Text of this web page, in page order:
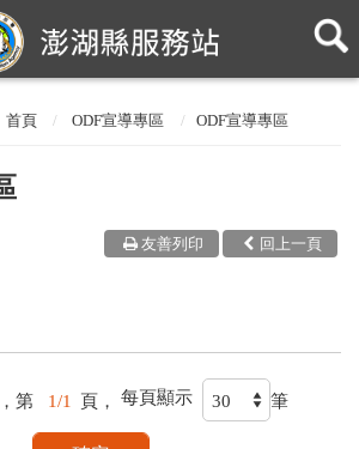
首頁 ODF宣導專區 ODF宣導專區
回上一頁
友善列印
第 1/1 頁， 每頁顯示 筆